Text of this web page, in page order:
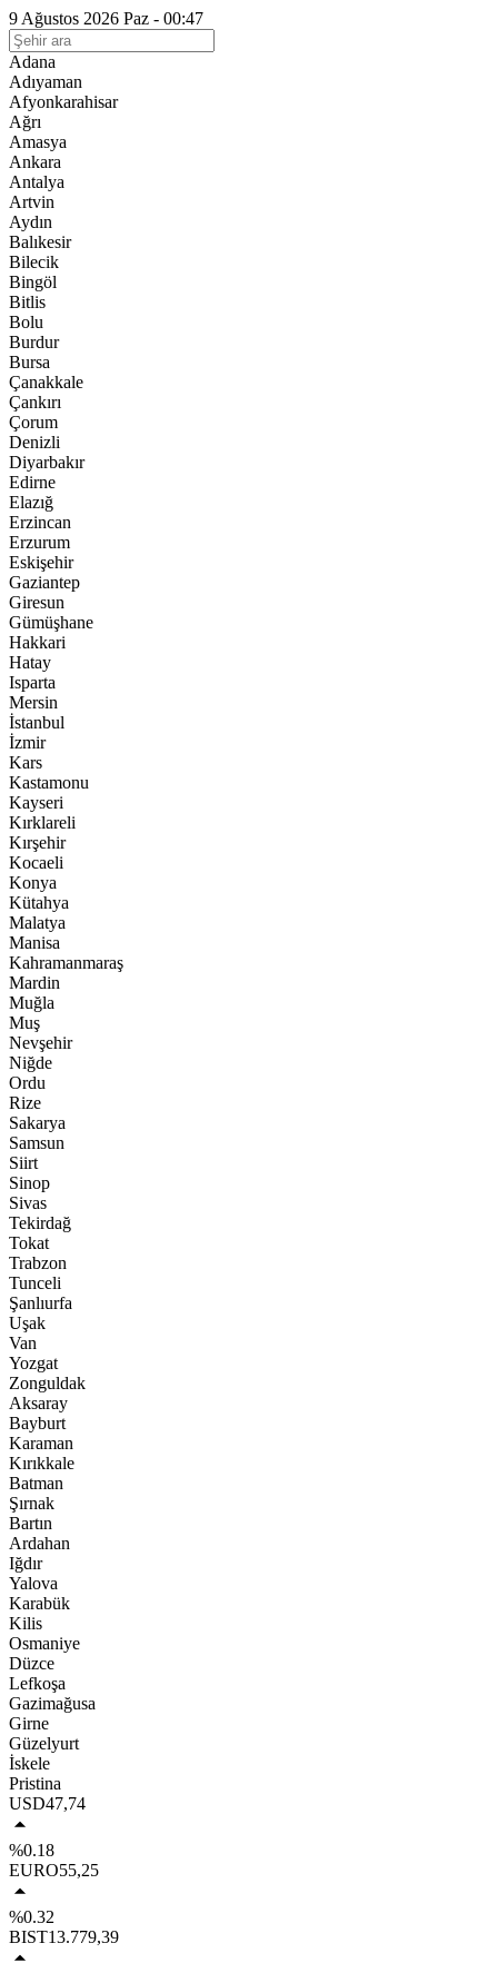
9 Ağustos 2026 Paz - 00:47
Adana
Adıyaman
Afyonkarahisar
Ağrı
Amasya
Ankara
Antalya
Artvin
Aydın
Balıkesir
Bilecik
Bingöl
Bitlis
Bolu
Burdur
Bursa
Çanakkale
Çankırı
Çorum
Denizli
Diyarbakır
Edirne
Elazığ
Erzincan
Erzurum
Eskişehir
Gaziantep
Giresun
Gümüşhane
Hakkari
Hatay
Isparta
Mersin
İstanbul
İzmir
Kars
Kastamonu
Kayseri
Kırklareli
Kırşehir
Kocaeli
Konya
Kütahya
Malatya
Manisa
Kahramanmaraş
Mardin
Muğla
Muş
Nevşehir
Niğde
Ordu
Rize
Sakarya
Samsun
Siirt
Sinop
Sivas
Tekirdağ
Tokat
Trabzon
Tunceli
Şanlıurfa
Uşak
Van
Yozgat
Zonguldak
Aksaray
Bayburt
Karaman
Kırıkkale
Batman
Şırnak
Bartın
Ardahan
Iğdır
Yalova
Karabük
Kilis
Osmaniye
Düzce
Lefkoşa
Gazimağusa
Girne
Güzelyurt
İskele
Pristina
USD47,74
%0.18
EURO55,25
%0.32
BIST13.779,39